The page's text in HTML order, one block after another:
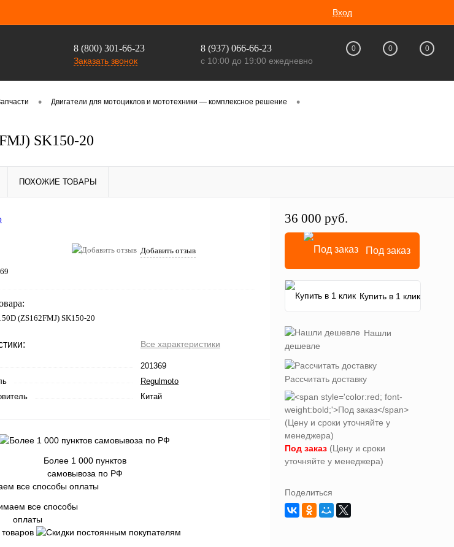
Вход
8 (800) 301-66-23
Заказать звонок
8 (937) 066-66-23
с 10:00 до 19:00 ежедневно
0 0 0
• Двигатели для мотоциклов и мототехники — комплексное решение •
SK150-20
ПОХОЖИЕ ТОВАРЫ
Добавить отзыв
(ZS162FMJ) SK150-20
Все характеристики
201369
Regulmoto
Китай
Более 1 000 пунктов
самовывоза по РФ
все способы
оплаты
36 000 руб.
Под заказ
Купить в 1 клик
Нашли
дешевле
Рассчитать доставку
Под заказ (Цену и сроки
уточняйте у менеджера)
Поделиться